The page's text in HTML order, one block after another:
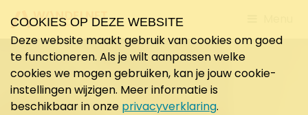
to
COOKIES OP DEZE WEBSITE
Deze website maakt gebruik van cookies om goed
te functioneren. Als je wilt aanpassen welke
cookies we mogen gebruiken, kan je jouw cookie-
instellingen wijzigen. Meer informatie is
beschikbaar in onze privacyverklaring.